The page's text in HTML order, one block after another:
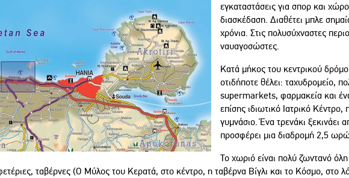
εγκαταστάσεις για σπορ και
διασκέδαση. Διαθέτει μπλε
χρόνια. Στις πολυσύχναστες
ναυαγοσώστες.
Κατά μήκος του κεντρικού
οτιδήποτε θέλει: ταχυδρομείο,
supermarkets, φαρμακεία και
επίσης ιδιωτικό Ιατρικό Κέντρο,
γυμνάσιο. Ένα τρενάκι ξεκινάει
προσφέρει μια διαδρομή 2,5
Το χωριό είναι πολύ ζωντανό
ταβέρνες (O Μύλος του Κερατά, στο κέντρο, η ταβέρνα Βίγλι και το Κόσμο, στο